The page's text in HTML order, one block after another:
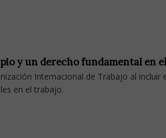
y un derecho fundamental en
Internacional de Trabajo al incluir
en el trabajo.